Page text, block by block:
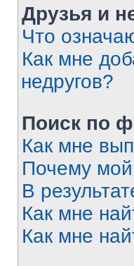
Друзья и
Что
Как мне
недругов?
Поиск по
Как мне
Почему мой
В
Как мне
Как мне